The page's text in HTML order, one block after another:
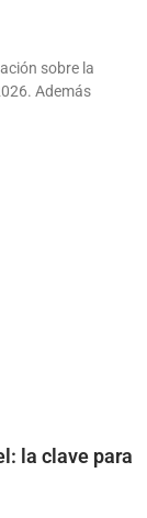
sobre la
Además
la clave para